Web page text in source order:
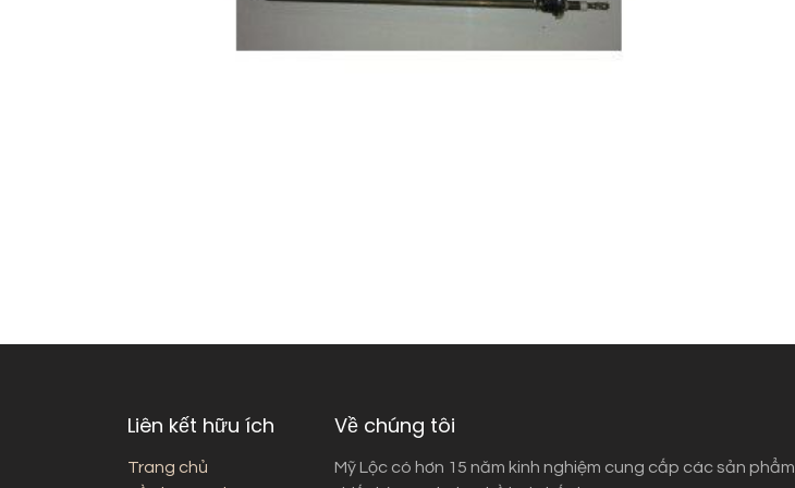
Liên kết hữu ích
Trang chủ
Về chúng tôi
Mỹ Lộc có hơn 15 năm kinh nghiệm cung cấp các sản phẩm